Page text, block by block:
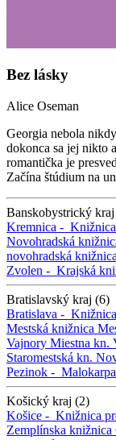
Bez lásky
Alice Oseman
Georgia nebola
dokonca sa jej nikto
romantička je
Začína štúdium na
Banskobystrický
Kremnica -
Novohradská
novohradská
Zvolen - Krajská
Bratislavský kraj (6)
Bratislava -
Mestská knižnica
Vajnory Miestna kn.
Staromestská kn.
Pezinok -
Košický kraj (2)
Košice - Knižnica
Zemplínska